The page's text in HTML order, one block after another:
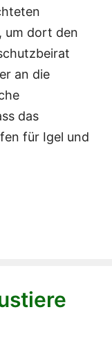
um dort den
an die
das
für Igel und